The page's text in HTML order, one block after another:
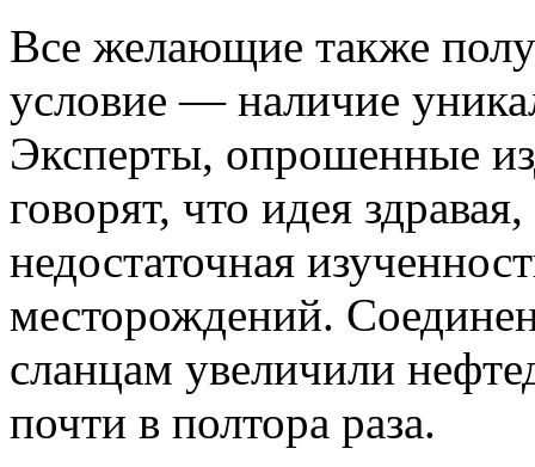
Все желающие также
условие — наличие
Эксперты, опрошенные
говорят, что идея
недостаточная
месторождений.
сланцам увеличили
почти в полтора раза.